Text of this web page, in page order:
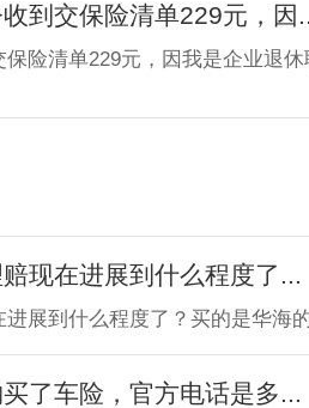
到交保险清单229元，因
险清单229元，因我是企业退
现在进展到什么程度了...
展到什么程度了？买的是华海
了车险，官方电话是多...